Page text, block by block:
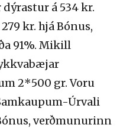
á 534 kr.
kr. hjá Bónus,
91%. Mikill
2*500 gr. Voru
Úrvali
verðmunurinn